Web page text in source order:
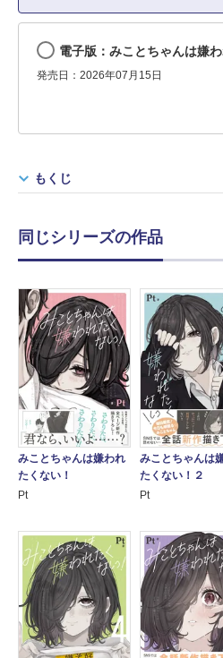
電子版：みことちゃんは嫌
発売日：2026年07月15日
もくじ
同じシリーズの作品
みことちゃんは嫌われ
たくない！
Pt
みことちゃんは
たくない！２
Pt